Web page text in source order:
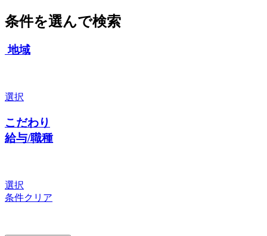
条件を選んで検索
地域
選択
こだわり
給与/職種
選択
条件クリア